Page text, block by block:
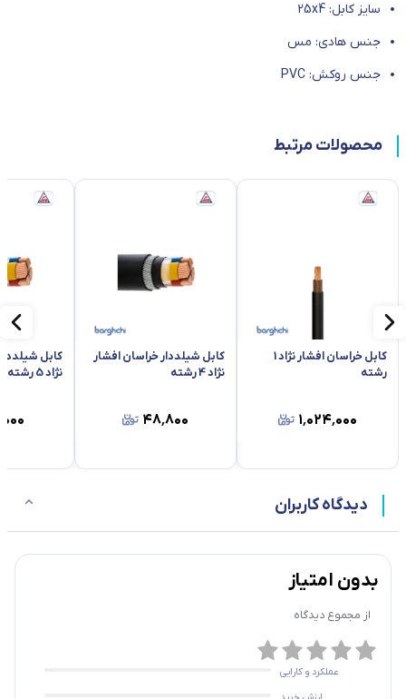
سایز کابل: 25x4
جنس هادی: مس
جنس روکش: PVC
محصولات مرتبط
کابل خراسان افشار نژاد 1
رشته
۱٬۰۲۴٬۰۰۰
کابل شیلددار خراسان افشار
نژاد 4 رشته
۴۸٬۸۰۰
کابل
نژاد 5 رشته
دیدگاه کاربران
بدون امتیاز
از مجموع دیدگاه
عملکرد و کارایی